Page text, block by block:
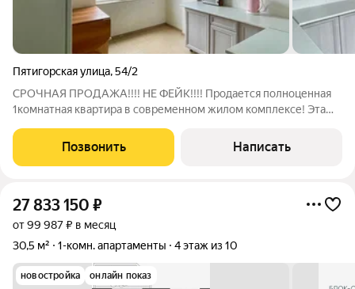
Пятигорская улица,54/2
СРОЧНАЯ ПРОДАЖА!!!! НЕ ФЕЙК!!!! Продается полноценная
1комнатная квартира в современном жилом комплексе! Эта
комфортного проживания или инвестирования. Основные
характеристики: - Площадь: 31 м -
Позвонить Написать
27 833 150 ₽
от 99 987 ₽ в месяц
30,5 м²
1-комн. апартаменты 4 этаж из 10
новостройка онлайн показ